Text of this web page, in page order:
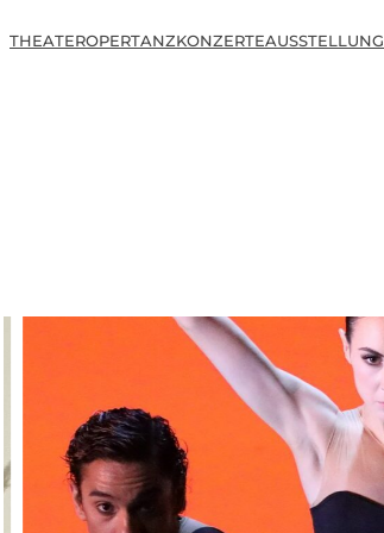
THEATEROPERTANZKONZERTEAUSSTELLUNG